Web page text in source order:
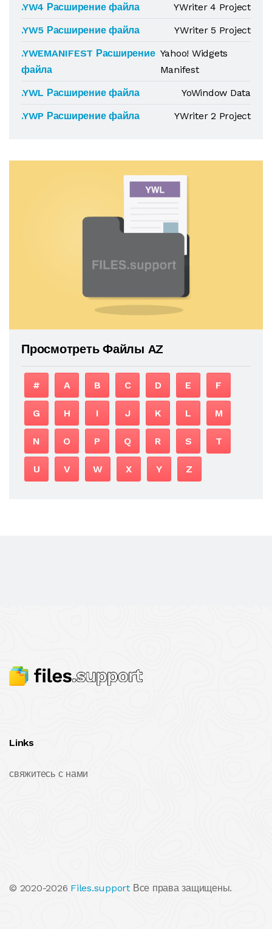
.YW4 Расширение файла
YWriter 4 Project
.YW5 Расширение файла
YWriter 5 Project
.YWEMANIFEST Расширение
файла
Yahoo! Widgets
Manifest
.YWL Расширение файла
YoWindow Data
.YWP Расширение файла
YWriter 2 Project
Просмотреть Файлы AZ
# A B C D E F
G H I J K L M
N O P Q R S T
U V W X Y Z
Links
свяжитесь с нами
© 2020-2026 Files.support Все права защищены.